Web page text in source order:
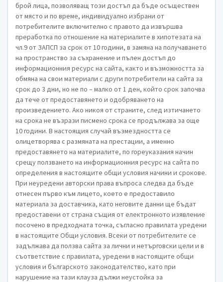
брой лица, позволяващ този достъп да бъде осъществен
от място и по време, индивидуално избрани от
потребителите включително с правото да извършва
преработка по отношение на материалите в хипотезата на
чл.9 от ЗАПСП за срок от 10 години, в замяна на получаването
на пространство за съхранение и пълен достъп до
информационния ресурс на сайта, както и възможността за
обмяна на свои материали с други потребители на сайта за
срок до 3 дни, но не по – малко от 1 ден, който срок започва
да тече от предоставянето и одобряването на
произведението. Ако никоя от страните, след изтичането
на срока не възрази писмено срока се продължава за още
10 години. В настоящия случай възмездността се
олицетворява с размяната на престации, а именно
предоставянето на материалите, по гореуказания начин
срещу ползването на информационния ресурс на сайта по
определения в настоящите общи условия начини и срокове.
При неуредени авторски права въпроса следва да бъде
отнесен първо към лицето, което е предоставило
материала за доставчика, като неговите данни ще бъдат
предоставени от страна същия от електронното изявление
посочено в предходната точка, съгласно правилата уредени
в настоящите Общи условия. Всеки от потребителите се
задължава да ползва сайта за лични и нетърговски цели и в
съответствие с правилата, уредени в настоящите общи
условия и българското законодателство, като при
нарушение на тази клауза дължи неустойка за